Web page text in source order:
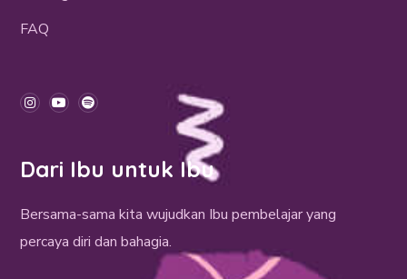
FAQ
Dari Ibu untuk Ibu
Bersama-sama kita wujudkan Ibu pembelajar yang
percaya diri dan bahagia.